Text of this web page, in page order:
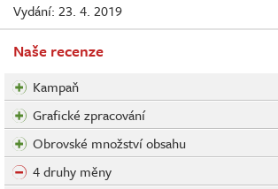
Vydání: 23. 4. 2019
Naše recenze
Kampaň
Grafické zpracování
Obrovské množství obsahu
4 druhy měny